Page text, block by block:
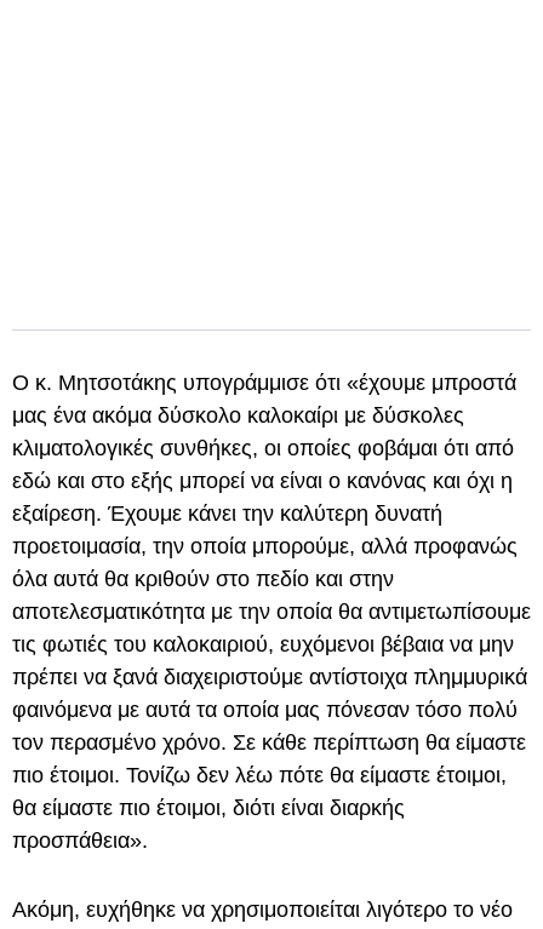
Ο κ. Μητσοτάκης υπογράμμισε ότι «έχουμε μπροστά
μας ένα ακόμα δύσκολο καλοκαίρι με δύσκολες
κλιματολογικές συνθήκες, οι οποίες φοβάμαι ότι από
εδώ και στο εξής μπορεί να είναι ο κανόνας και όχι η
εξαίρεση. Έχουμε κάνει την καλύτερη δυνατή
προετοιμασία, την οποία μπορούμε, αλλά προφανώς
όλα αυτά θα κριθούν στο πεδίο και στην
αποτελεσματικότητα με την οποία θα αντιμετωπίσουμε
τις φωτιές του καλοκαιριού, ευχόμενοι βέβαια να μην
πρέπει να ξανά διαχειριστούμε αντίστοιχα πλημμυρικά
φαινόμενα με αυτά τα οποία μας πόνεσαν τόσο πολύ
τον περασμένο χρόνο. Σε κάθε περίπτωση θα είμαστε
πιο έτοιμοι. Τονίζω δεν λέω πότε θα είμαστε έτοιμοι,
θα είμαστε πιο έτοιμοι, διότι είναι διαρκής
προσπάθεια».
Ακόμη, ευχήθηκε να χρησιμοποιείται λιγότερο το νέο